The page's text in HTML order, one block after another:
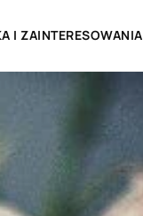
I ZAINTERESOWANIA